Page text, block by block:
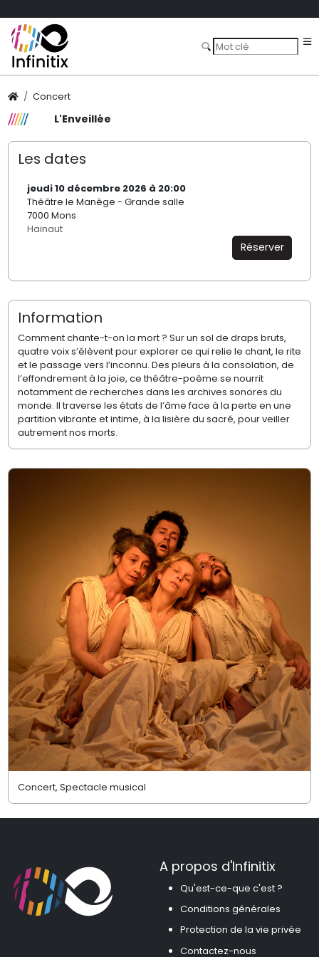
Concert
L'Enveillée
Les dates
jeudi 10 décembre 2026 à 20:00
Théâtre le Manège - Grande salle
7000 Mons
Hainaut
Réserver
Information
Comment chante-t-on la mort ? Sur un sol de draps bruts,
quatre voix s’élèvent pour explorer ce qui relie le chant, le rite
et le passage vers l’inconnu. Des pleurs à la consolation, de
l’effondrement à la joie, ce théâtre-poème se nourrit
notamment de recherches dans les archives sonores du
monde. Il traverse les états de l’âme face à la perte en une
partition vibrante et intime, à la lisière du sacré, pour veiller
autrement nos morts.
Concert, Spectacle musical
A propos d'Infinitix
Qu'est-ce-que c'est ?
Conditions générales
Protection de la vie privée
Contactez-nous